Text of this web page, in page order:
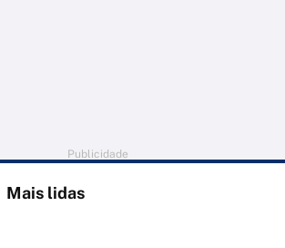
Publicidade
Mais lidas